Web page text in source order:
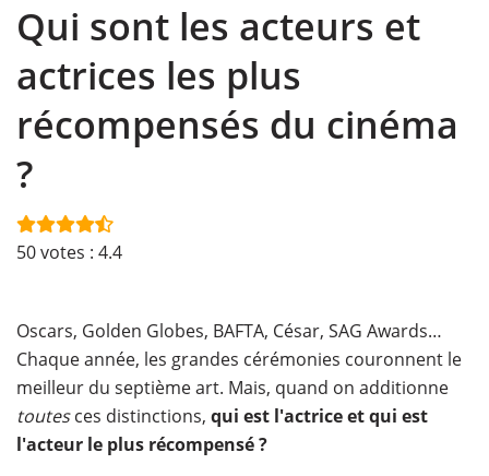
Qui sont les acteurs et
actrices les plus
récompensés du cinéma
?
50votes : 4.4
Oscars, Golden Globes, BAFTA, César, SAG Awards…
Chaque année, les grandes cérémonies couronnent le
meilleur du septième art. Mais, quand on additionne
toutesces distinctions, qui est l'actrice et qui est
l'acteur le plus récompensé ?